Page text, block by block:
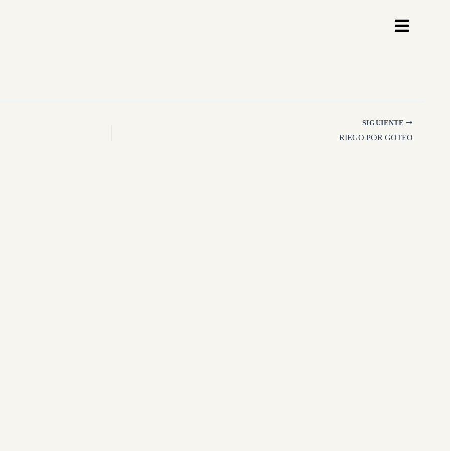
SIGUIENTE
RIEGO POR GOTEO